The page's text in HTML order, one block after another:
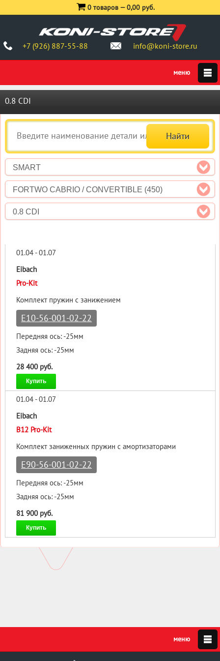
+7 (926) 887-55-88 info@koni-store.ru
0 товаров —0,00 руб.
0.8 CDI
SMART
FORTWO CABRIO / CONVERTIBLE (450)
0.8 CDI
01.04 - 01.07
Eibach
Pro-Kit
Комплект пружин с занижением
E10-56-001-02-22
Передняя ось: -25мм
Задняя ось: -25мм
28 400 руб.
Купить
01.04 - 01.07
Eibach
B12 Pro-Kit
Комплект заниженных пружин с амортизаторами
E90-56-001-02-22
Передняя ось: -25мм
Задняя ось: -25мм
81 900 руб.
Купить